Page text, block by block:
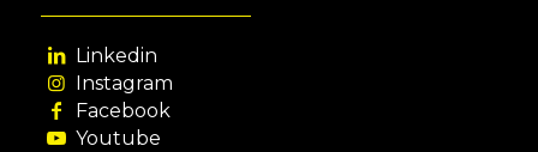
Linkedin
Instagram
Facebook
Youtube